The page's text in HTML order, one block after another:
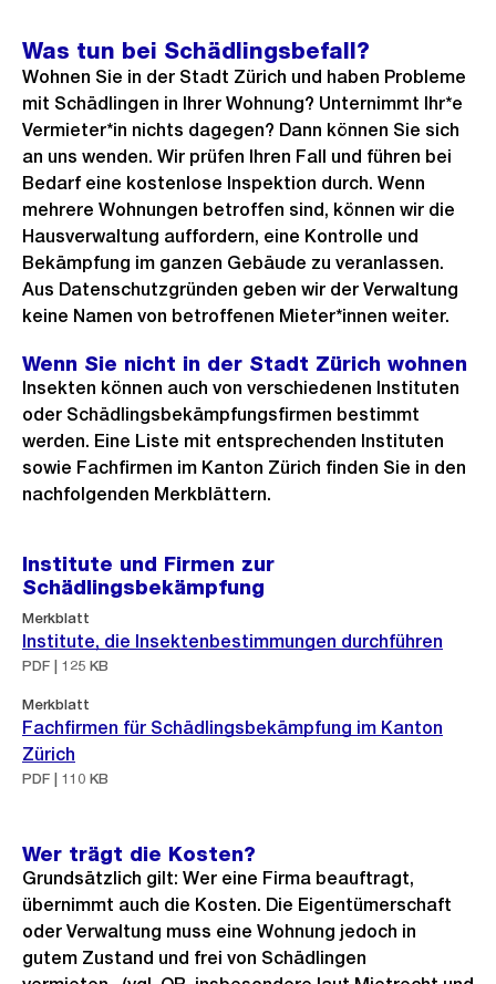
Was tun bei Schädlingsbefall?
Wohnen Sie in der Stadt Zürich und haben Probleme
mit Schädlingen in Ihrer Wohnung? Unternimmt Ihr*e
Vermieter*in nichts dagegen? Dann können Sie sich
an uns wenden. Wir prüfen Ihren Fall und führen bei
Bedarf eine kostenlose Inspektion durch. Wenn
mehrere Wohnungen betroffen sind, können wir die
Hausverwaltung auffordern, eine Kontrolle und
Bekämpfung im ganzen Gebäude zu veranlassen.
Aus Datenschutzgründen geben wir der Verwaltung
keine Namen von betroffenen Mieter*innen weiter.
Wenn Sie nicht in der Stadt Zürich wohnen
Insekten können auch von verschiedenen Instituten
oder Schädlingsbekämpfungsfirmen bestimmt
werden. Eine Liste mit entsprechenden Instituten
sowie Fachfirmen im Kanton Zürich finden Sie in den
nachfolgenden Merkblättern.
Institute und Firmen zur
Schädlingsbekämpfung
Merkblatt
Institute, die Insektenbestimmungen durchführen
PDF | 125 KB
Merkblatt
Fachfirmen für Schädlingsbekämpfung im Kanton
Zürich
PDF | 110 KB
Wer trägt die Kosten?
Grundsätzlich gilt: Wer eine Firma beauftragt,
übernimmt auch die Kosten. Die Eigentümerschaft
oder Verwaltung muss eine Wohnung jedoch in
gutem Zustand und frei von Schädlingen